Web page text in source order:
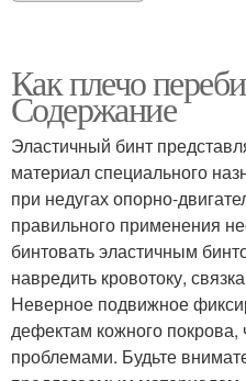
Как плечо
Содержание
Эластичный бинт
материал специального
при недугах опорно-
правильного применения
бинтовать эластичным
навредить кровотоку,
Неверное подвижное
дефектам кожного покрова,
проблемами. Будьте